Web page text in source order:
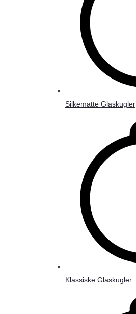
Silkematte Glaskugler
Klassiske Glaskugler